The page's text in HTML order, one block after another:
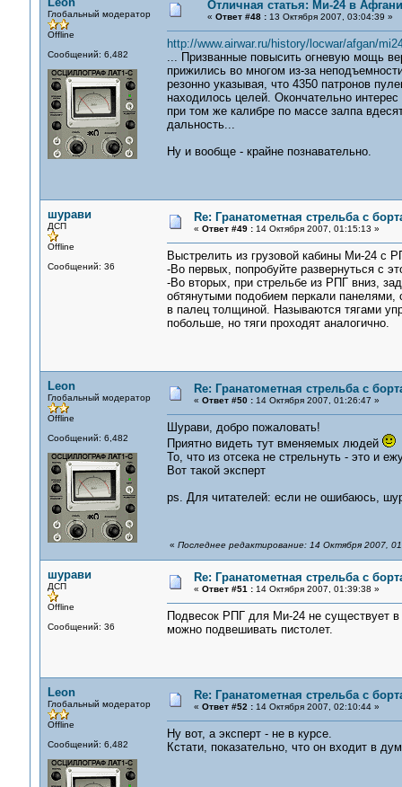
Глобальный модератор
Offline
Сообщений: 6,482
Отличная статья: Ми-24 в
« Ответ #48 :13 Октября 2007, 03:04:39 »
http://www.airwar.ru/history/locwar/afgan/
... Призванные повысить огневую мощь
прижились во многом из-за
резонно указывая, что 4350 патронов
находилось целей. Окончательно
при том же калибре по массе залпа
дальность...
Ну и вообще - крайне познавательно.
шурави
ДСП
Offline
Сообщений: 36
Re: Гранатометная стрельба с
« Ответ #49 :14 Октября 2007, 01:15:13 »
Выстрелить из грузовой кабины Ми-24 с
-Во первых, попробуйте развернуться с
-Во вторых, при стрельбе из РПГ вниз,
обтянутыми подобием перкали панелями,
в палец толщиной. Называются тягами
побольше, но тяги проходят аналогично.
Leon
Глобальный модератор
Offline
Сообщений: 6,482
Re: Гранатометная стрельба с
« Ответ #50 :14 Октября 2007, 01:26:47 »
Шурави, добро пожаловать!
Приятно видеть тут вменяемых людей
То, что из отсека не стрельнуть - это и
Вот такой эксперт
ps. Для читателей: если не ошибаюсь,
« Последнее редактирование: 14 Октября 2007,
шурави
ДСП
Offline
Сообщений: 36
Re: Гранатометная стрельба с
« Ответ #51 :14 Октября 2007, 01:39:38 »
Подвесок РПГ для Ми-24 не существует
можно подвешивать пистолет.
Leon
Глобальный модератор
Offline
Сообщений: 6,482
Re: Гранатометная стрельба с
« Ответ #52 :14 Октября 2007, 02:10:44 »
Ну вот, а эксперт - не в курсе.
Кстати, показательно, что он входит в